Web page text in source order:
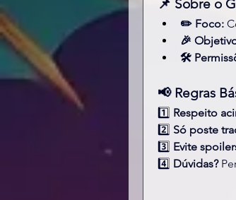
📌 Sobre o
✏️ Foco:
🎉
🛠️
📢 Regras
1️⃣ Respeito
2️⃣ Só poste
3️⃣ Evite
4️⃣ Dúvidas?